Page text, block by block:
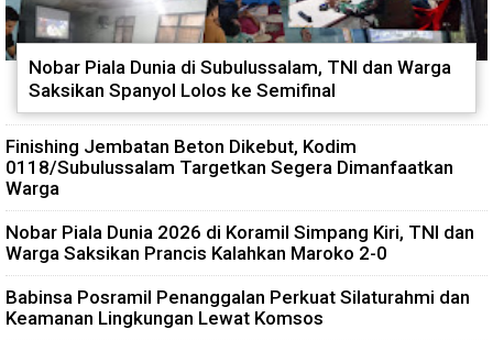
Nobar Piala Dunia di Subulussalam, TNI dan Warga
Saksikan Spanyol Lolos ke Semifinal
Finishing Jembatan Beton Dikebut, Kodim
0118/Subulussalam Targetkan Segera Dimanfaatkan
Warga
Nobar Piala Dunia 2026 di Koramil Simpang Kiri, TNI dan
Warga Saksikan Prancis Kalahkan Maroko 2-0
Babinsa Posramil Penanggalan Perkuat Silaturahmi dan
Keamanan Lingkungan Lewat Komsos